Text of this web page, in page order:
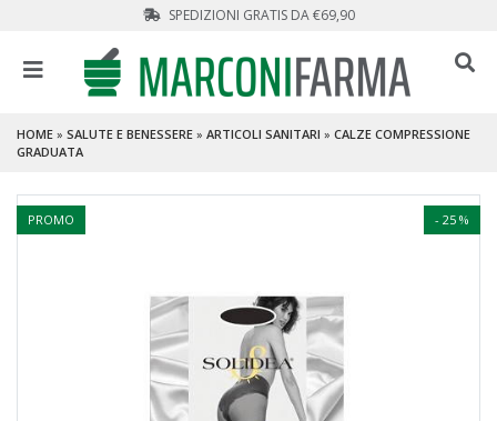
SPEDIZIONI GRATIS DA €69,90
HOME » SALUTE E BENESSERE » ARTICOLI SANITARI » CALZE COMPRESSIONE
GRADUATA
- 25 %
PROMO